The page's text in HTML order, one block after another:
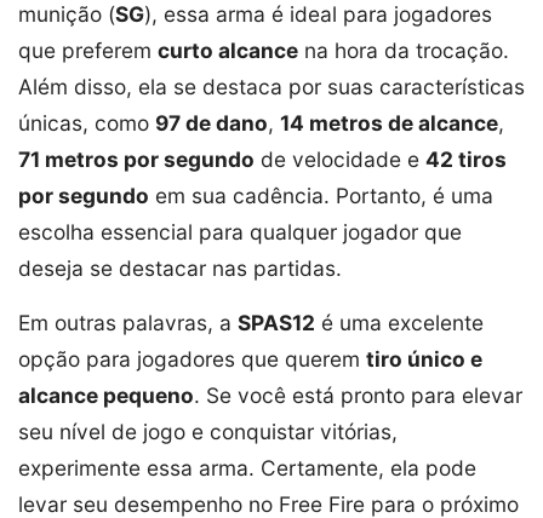
munição (SG), essa arma é ideal para jogadores
que preferem curto alcance na hora da trocação.
Além disso, ela se destaca por suas características
únicas, como 97 de dano, 14 metros de alcance,
71 metros por segundo de velocidade e 42 tiros
por segundo em sua cadência. Portanto, é uma
escolha essencial para qualquer jogador que
deseja se destacar nas partidas.
Em outras palavras, a SPAS12 é uma excelente
opção para jogadores que querem tiro único e
alcance pequeno. Se você está pronto para elevar
seu nível de jogo e conquistar vitórias,
experimente essa arma. Certamente, ela pode
levar seu desempenho no Free Fire para o próximo